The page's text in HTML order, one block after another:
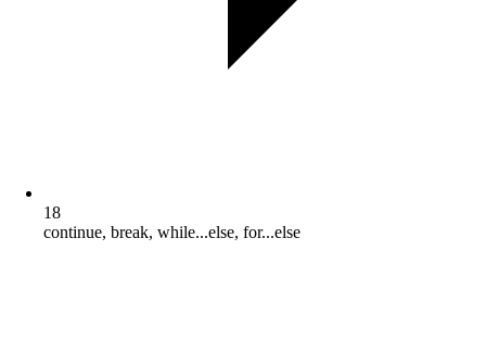
18
continue, break, while...else, for...else